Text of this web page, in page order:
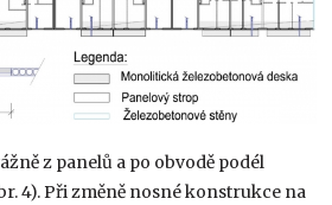
z panelů a po obvodě podél
4). Při změně nosné konstrukce na